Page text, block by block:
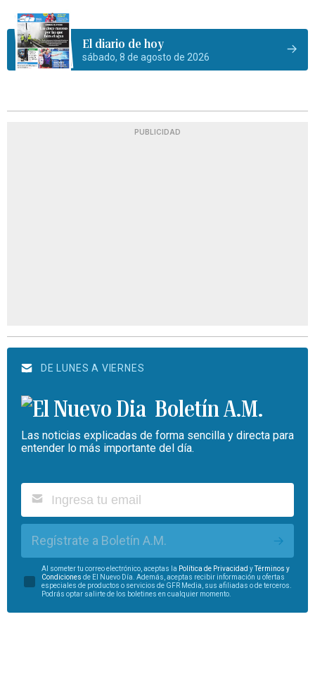
El diario de hoy
sábado, 8 de agosto de 2026
PUBLICIDAD
DE LUNES A VIERNES
Boletín A.M.
Las noticias explicadas de forma sencilla y directa para
entender lo más importante del día.
Regístrate a Boletín A.M.
Al someter tu correo electrónico, aceptas la Política de Privacidad yTérminos y
Condiciones de El Nuevo Día. Además, aceptas recibir información u ofertas
especiales de productos o servicios de GFR Media, sus afiliadas o de terceros.
Podrás optar salirte de los boletines en cualquier momento.